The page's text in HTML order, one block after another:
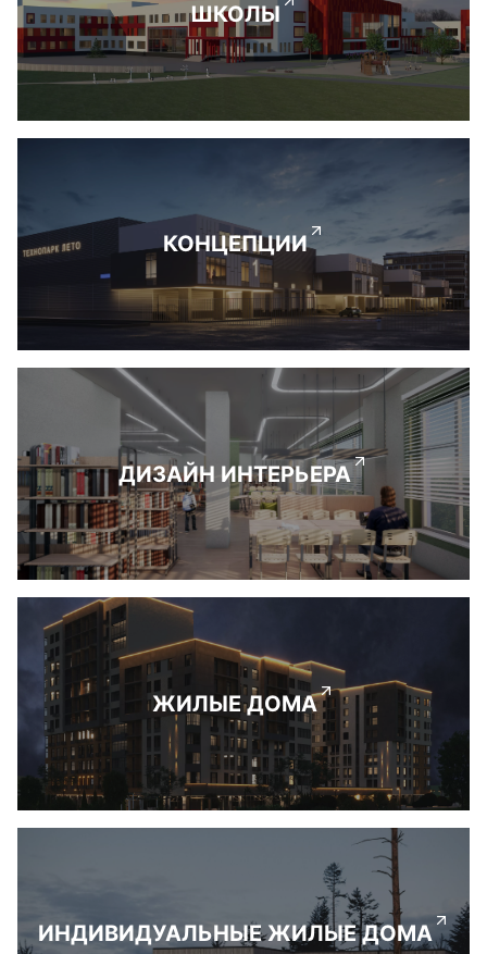
ШКОЛЫ
КОНЦЕПЦИИ
ДИЗАЙН ИНТЕРЬЕРА
ЖИЛЫЕ ДОМА
ИНДИВИДУАЛЬНЫЕ ЖИЛЫЕ ДОМА